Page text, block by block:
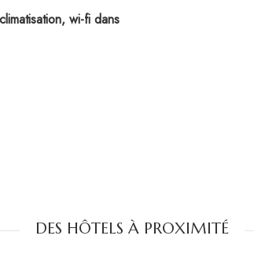
wi-fi dans
DES HÔTELS À PROXIMITÉ